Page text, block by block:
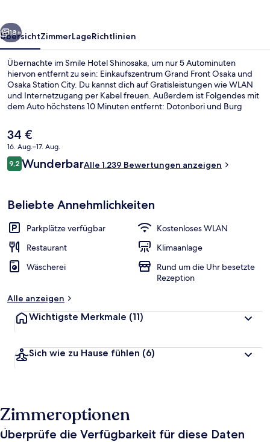
Außenbereich
Weiter
18+
ÜbersichtZimmerLageRichtlinien
Übernachte im Smile Hotel Shinosaka, um nur 5 Autominuten
hiervon entfernt zu sein: Einkaufszentrum Grand Front Osaka und
Osaka Station City. Du kannst dich auf Gratisleistungen wie WLAN
und Internetzugang per Kabel freuen. Außerdem ist Folgendes mit
dem Auto höchstens 10 Minuten entfernt: Dotonbori und Burg
die Lage sehr gut. Die öffentlichen Verkehrsmittel sind ganz in der
Nähe: Zur U-Bahn (Station Nishinakajima-Minamigata) sind es nur 4
Gehminuten.
Der
aktuelle
Preis
beträgt
34 €
16. Aug.–17. Aug.
Bewertungen
9,29,2 von 10.
WunderbarAlle 1.239 Bewertungen anzeigen
Beliebte Annehmlichkeiten
Parkplätze verfügbar
Kostenloses WLAN
Restaurant
Klimaanlage
Wäscherei
Rund um die Uhr besetzte
Rezeption
Alle anzeigen
Wichtigste Merkmale (11)
Sich wie zu Hause fühlen (6)
Zimmeroptionen
Überprüfe die Verfügbarkeit für diese Daten